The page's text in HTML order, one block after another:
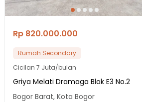
Rp 820.000.000
Rumah Secondary
Cicilan 7 Juta/bulan
Griya Melati Dramaga Blok E3 No.2
Bogor Barat, Kota Bogor